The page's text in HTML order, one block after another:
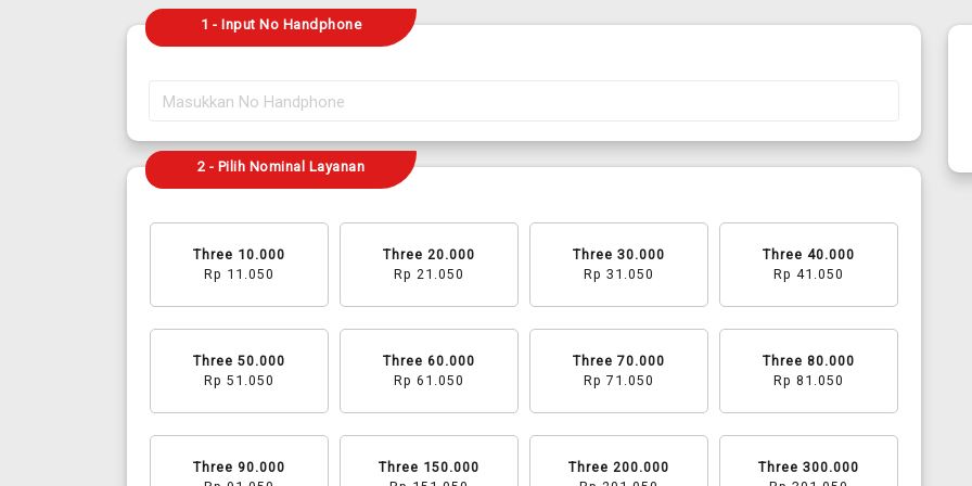
1 - Input No Handphone
2 - Pilih Nominal Layanan
Three 10.000
Rp 11.050
Three 20.000
Rp 21.050
Three 30.000
Rp 31.050
Three 40.000
Rp 41.050
Three 50.000
Rp 51.050
Three 60.000
Rp 61.050
Three 70.000
Rp 71.050
Three 80.000
Rp 81.050
Three 90.000
Three 150.000
Three 200.000
Three 300.000